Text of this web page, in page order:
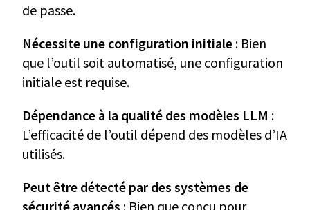
de passe.
Nécessite une configuration initiale : Bien
que l’outil soit automatisé, une configuration
initiale est requise.
Dépendance à la qualité des modèles LLM :
L’efficacité de l’outil dépend des modèles d’IA
utilisés.
Peut être détecté par des systèmes de
sécurité avancés : Bien que conçu pour